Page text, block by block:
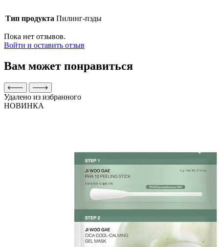
Тип продукта Пилинг-пэды
Пока нет отзывов.
Войти и оставить отзыв
Вам может понравиться
Удалено из избранного
НОВИНКА